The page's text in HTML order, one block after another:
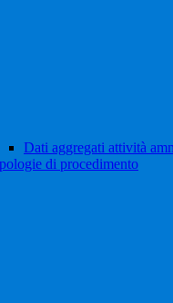
Dati aggregati attività
di procedimento